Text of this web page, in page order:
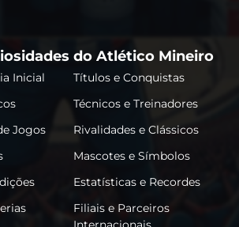
do Atlético Mineiro
Inicial
Títulos e Conquistas
Técnicos e Treinadores
Jogos
Rivalidades e Clássicos
Mascotes e Símbolos
Estatísticas e Recordes
Filiais e Parceiros